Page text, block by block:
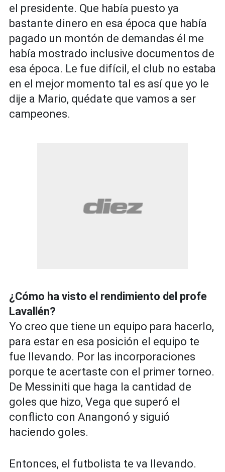
el presidente. Que había puesto ya
bastante dinero en esa época que había
pagado un montón de demandas él me
había mostrado inclusive documentos de
esa época. Le fue difícil, el club no estaba
en el mejor momento tal es así que yo le
dije a Mario, quédate que vamos a ser
campeones.
¿Cómo ha visto el rendimiento del profe
Lavallén?
Yo creo que tiene un equipo para hacerlo,
para estar en esa posición el equipo te
fue llevando. Por las incorporaciones
porque te acertaste con el primer torneo.
De Messiniti que haga la cantidad de
goles que hizo, Vega que superó el
conflicto con Anangonó y siguió
haciendo goles.
Entonces, el futbolista te va llevando.